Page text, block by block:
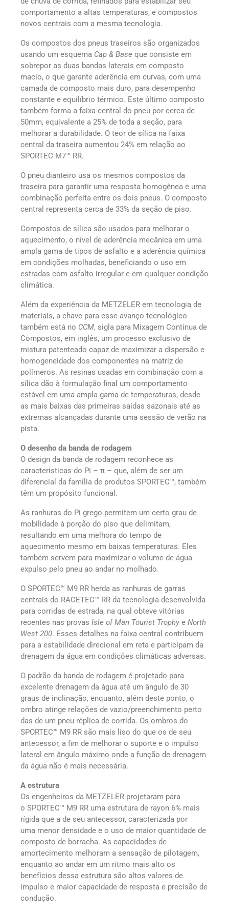
comportamento a altas temperaturas, e compostos
novos centrais com a mesma tecnologia.
Os compostos dos pneus traseiros são organizados
usando um esquema Cap & Base que consiste em
sobrepor as duas bandas laterais em composto
macio, o que garante aderência em curvas, com uma
camada de composto mais duro, para desempenho
constante e equilíbrio térmico. Este último composto
também forma a faixa central do pneu por cerca de
50mm, equivalente a 25% de toda a seção, para
melhorar a durabilidade. O teor de sílica na faixa
central da traseira aumentou 24% em relação ao
SPORTEC M7™ RR.
O pneu dianteiro usa os mesmos compostos da
traseira para garantir uma resposta homogênea e uma
combinação perfeita entre os dois pneus. O composto
central representa cerca de 33% da seção de piso.
Compostos de sílica são usados para melhorar o
aquecimento, o nível de aderência mecânica em uma
ampla gama de tipos de asfalto e a aderência química
em condições molhadas, beneficiando o uso em
estradas com asfalto irregular e em qualquer condição
climática.
Além da experiência da METZELER em tecnologia de
materiais, a chave para esse avanço tecnológico
também está no CCM, sigla para Mixagem Contínua de
Compostos, em inglês, um processo exclusivo de
mistura patenteado capaz de maximizar a dispersão e
homogeneidade dos componentes na matriz de
polímeros. As resinas usadas em combinação com a
sílica dão à formulação final um comportamento
estável em uma ampla gama de temperaturas, desde
as mais baixas das primeiras saídas sazonais até as
extremas alcançadas durante uma sessão de verão na
pista.
O desenho da banda de rodagem
O design da banda de rodagem reconhece as
características do Pi – π – que, além de ser um
diferencial da família de produtos SPORTEC™, também
têm um propósito funcional.
As ranhuras do Pi grego permitem um certo grau de
mobilidade à porção do piso que delimitam,
resultando em uma melhora do tempo de
aquecimento mesmo em baixas temperaturas. Eles
também servem para maximizar o volume de água
expulso pelo pneu ao andar no molhado.
O SPORTEC™ M9 RR herda as ranhuras de garras
centrais do RACETEC™ RR da tecnologia desenvolvida
para corridas de estrada, na qual obteve vitórias
recentes nas provas Isle of Man Tourist Trophy e North
West 200. Esses detalhes na faixa central contribuem
para a estabilidade direcional em reta e participam da
drenagem da água em condições climáticas adversas.
O padrão da banda de rodagem é projetado para
excelente drenagem da água até um ângulo de 30
graus de inclinação, enquanto, além deste ponto, o
ombro atinge relações de vazio/preenchimento perto
das de um pneu réplica de corrida. Os ombros do
SPORTEC™ M9 RR são mais liso do que os de seu
antecessor, a fim de melhorar o suporte e o impulso
lateral em ângulo máximo onde a função de drenagem
da água não é mais necessária.
A estrutura
Os engenheiros da METZELER projetaram para
o SPORTEC™ M9 RR uma estrutura de rayon 6% mais
rígida que a de seu antecessor, caracterizada por
uma menor densidade e o uso de maior quantidade de
composto de borracha. As capacidades de
amortecimento melhoram a sensação de pilotagem,
enquanto ao andar em um ritmo mais alto os
benefícios dessa estrutura são altos valores de
impulso e maior capacidade de resposta e precisão de
condução.